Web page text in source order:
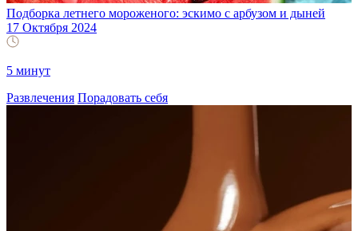
Подборка летнего мороженого: эскимо с арбузом и дыней
17 Октября 2024
5 минут
Развлечения Порадовать себя